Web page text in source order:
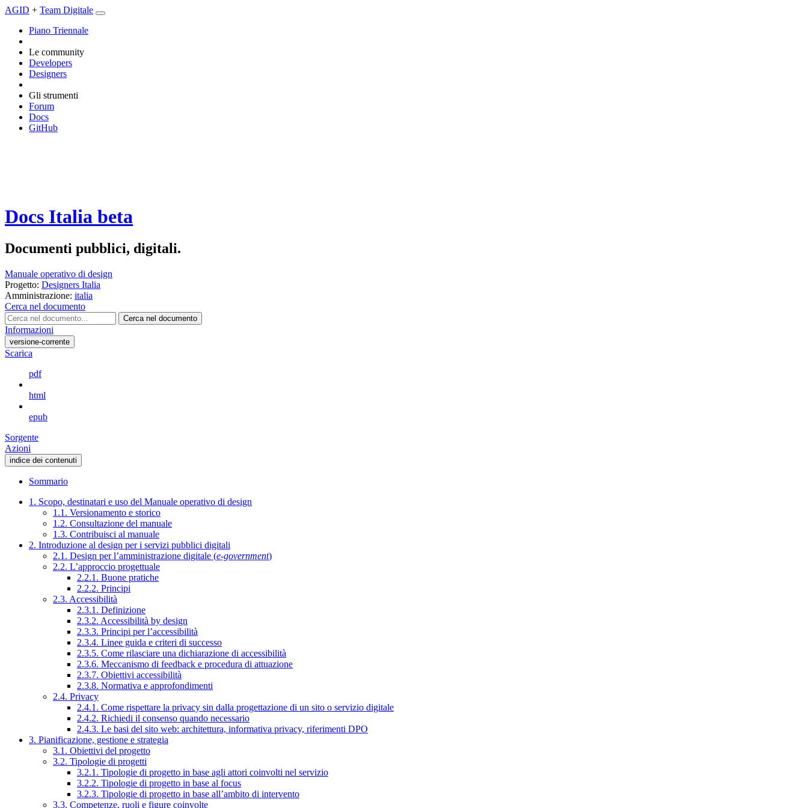
AGID + Team Digitale
Piano Triennale
Le community
Developers
Designers
Gli strumenti
Forum
Docs
GitHub
Docs Italia beta
Documenti pubblici, digitali.
Manuale operativo di design
Progetto: Designers Italia
Amministrazione: italia
Cerca nel documento
Cerca nel documento
Informazioni
versione-corrente
Scarica
pdf
html
epub
Sorgente
Azioni
indice dei contenuti
Sommario
1. Scopo, destinatari e uso del Manuale operativo di design
1.1. Versionamento e storico
1.2. Consultazione del manuale
1.3. Contribuisci al manuale
2. Introduzione al design per i servizi pubblici digitali
2.1. Design per l’amministrazione digitale (e-government)
2.2. L’approccio progettuale
2.2.1. Buone pratiche
2.2.2. Principi
2.3. Accessibilità
2.3.1. Definizione
2.3.2. Accessibilità by design
2.3.3. Principi per l’accessibilità
2.3.4. Linee guida e criteri di successo
2.3.5. Come rilasciare una dichiarazione di accessibilità
2.3.6. Meccanismo di feedback e procedura di attuazione
2.3.7. Obiettivi accessibilità
2.3.8. Normativa e approfondimenti
2.4. Privacy
2.4.1. Come rispettare la privacy sin dalla progettazione di un sito o servizio digitale
2.4.2. Richiedi il consenso quando necessario
2.4.3. Le basi del sito web: architettura, informativa privacy, riferimenti DPO
3. Pianificazione, gestione e strategia
3.1. Obiettivi del progetto
3.2. Tipologie di progetti
3.2.1. Tipologie di progetto in base agli attori coinvolti nel servizio
3.2.2. Tipologie di progetto in base al focus
3.2.3. Tipologie di progetto in base all’ambito di intervento
3.3. Competenze, ruoli e figure coinvolte